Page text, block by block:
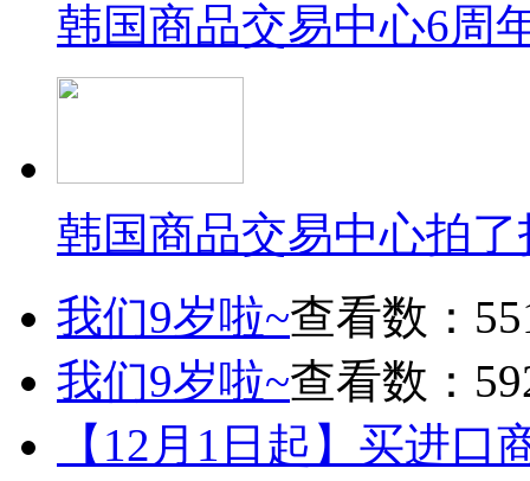
韩国商品交易中心6周
韩国商品交易中心拍
我们9岁啦~查看数：
我们9岁啦~查看数：
【12月1日起】买进口